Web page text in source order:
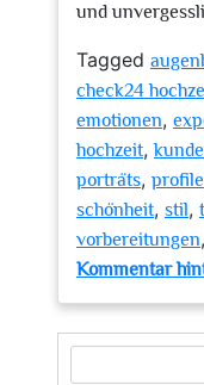
und
Tagged
check24
emotionen,
hochzeit,
porträts, profile
schönheit, stil,
vorbereitungen,
Kommentar